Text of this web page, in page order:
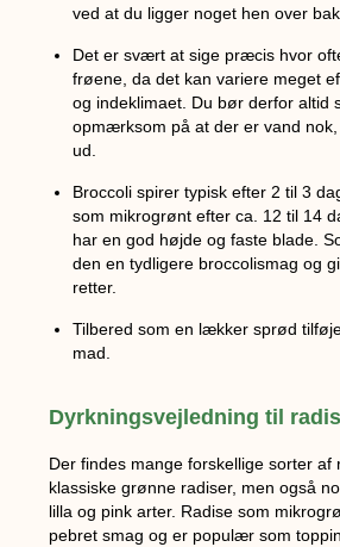
ved at du ligger noget hen over
Det er svært at sige præcis hvor
frøene, da det kan variere meget
og indeklimaet. Du bør derfor altid
opmærksom på at der er vand
ud.
Broccoli spirer typisk efter 2 til 3
som mikrogrønt efter ca. 12 til 14
har en god højde og faste blade.
den en tydligere broccolismag og
retter.
Tilbered som en lækker sprød
mad.
Dyrkningsvejledning til
Der findes mange forskellige sorter af
klassiske grønne radiser, men også
lilla og pink arter. Radise som
pebret smag og er populær som